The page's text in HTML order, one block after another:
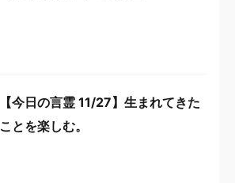
【今日の言霊 11/27】生まれてきた
ことを楽しむ。